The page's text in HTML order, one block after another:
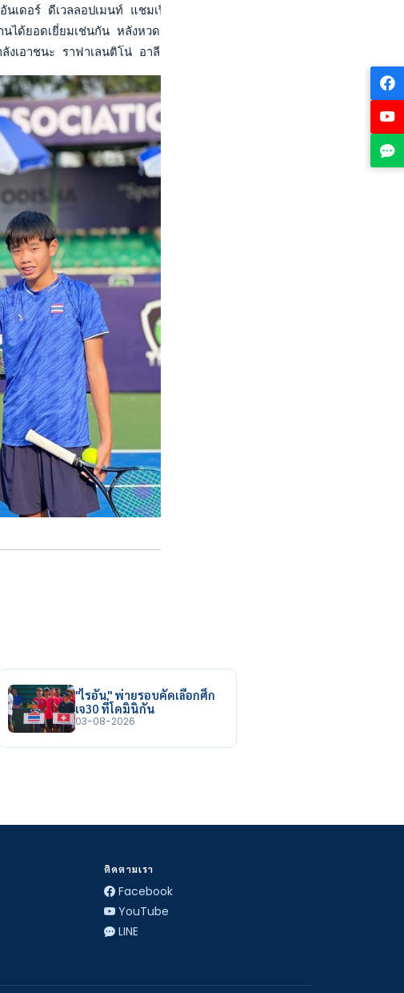
เดอร์ ดีเวลลอปเมนท์ แชมเปี้ยนชิพส์ 2023, ไฟนอลส์" สัปดาห์แรก ที่
ยอดเยี่ยมเช่นกัน หลังหวดเอาชนะ ยัน รง เจิ้ง จากไต้หวัน ได้ 2 เซต
อาชนะ ราฟาเลนติโน่ อาลี ดอ คอสต้า กับ โจอาคิม มิก้า กุนาวาน จ
"ไรอัน" พ่ายรอบคัดเลือกศึก
เจ30 ที่โดมินิกัน
03-08-2026
ติดตามเรา
Facebook
YouTube
LINE